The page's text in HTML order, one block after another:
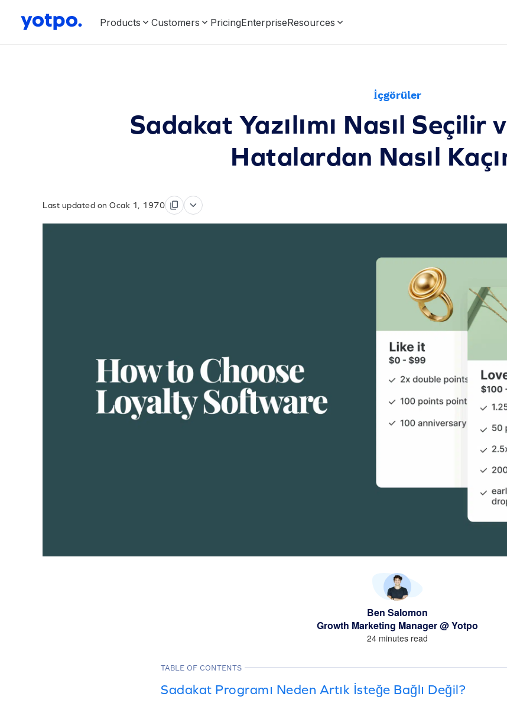
Products Customers PricingEnterpriseResources
İçgörüler
Sadakat Yazılımı Nasıl Seçilir
Hatalardan Nasıl
Last updated on Ocak 1, 1970
Ben Salomon
Growth Marketing Manager @ Yotpo
24 minutes read
TABLE OF CONTENTS
Sadakat Programı Neden Artık İsteğe Bağlı Değil?